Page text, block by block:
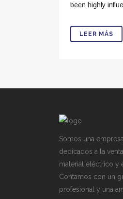
been highly
LEER MÁS
Somos una
dedicados a la
material eléctrico y
Contamos con un
profesional y una